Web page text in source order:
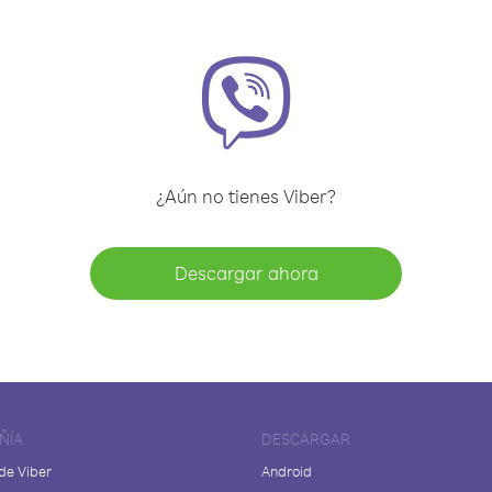
¿Aún no tienes Viber?
Descargar ahora
Viber
DESCARGAR
Android